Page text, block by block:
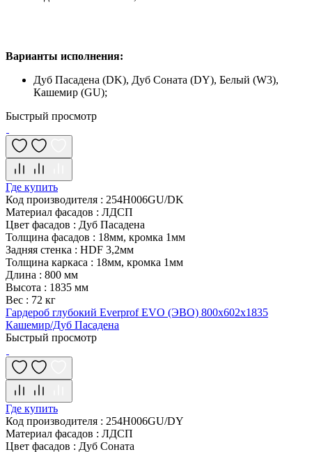
Варианты исполнения:
Дуб Пасадена (DK), Дуб Соната (DY), Белый (W3),
Кашемир (GU);
Быстрый просмотр
Где купить
Код производителя : 254H006GU/DK
Материал фасадов : ЛДСП
Цвет фасадов : Дуб Пасадена
Толщина фасадов : 18мм, кромка 1мм
Задняя стенка : HDF 3,2мм
Толщина каркаса : 18мм, кромка 1мм
Длина : 800 мм
Высота : 1835 мм
Вес : 72 кг
Гардероб глубокий Everprof EVO (ЭВО) 800х602x1835
Кашемир/Дуб Пасадена
Быстрый просмотр
Где купить
Код производителя : 254H006GU/DY
Материал фасадов : ЛДСП
Цвет фасадов : Дуб Соната